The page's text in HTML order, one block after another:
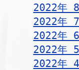
2022年
2022年
2022年
2022年
2022年